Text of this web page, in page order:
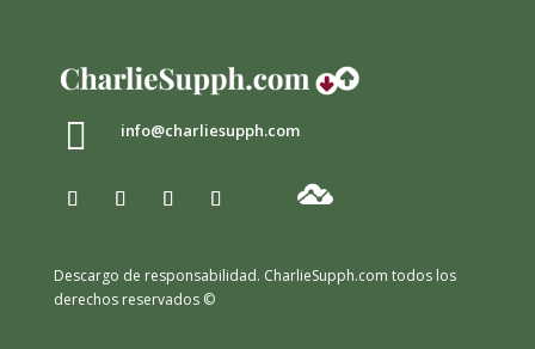
 info@charliesupph.com
Descargo de responsabilidad. CharlieSupph.com todos los
derechos reservados ©